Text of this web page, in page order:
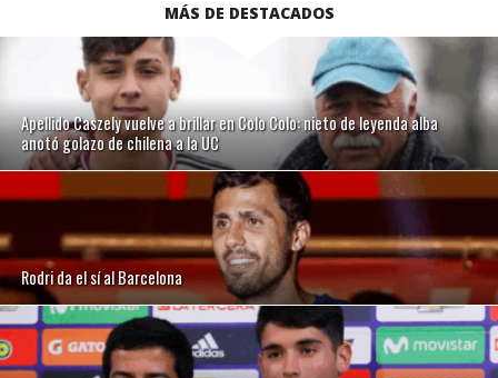
MÁS DE DESTACADOS
Apellido Caszely vuelve a brillar en Colo Colo: nieto de leyenda alba
anotó golazo de chilena a la UC
Rodri da el sí al Barcelona